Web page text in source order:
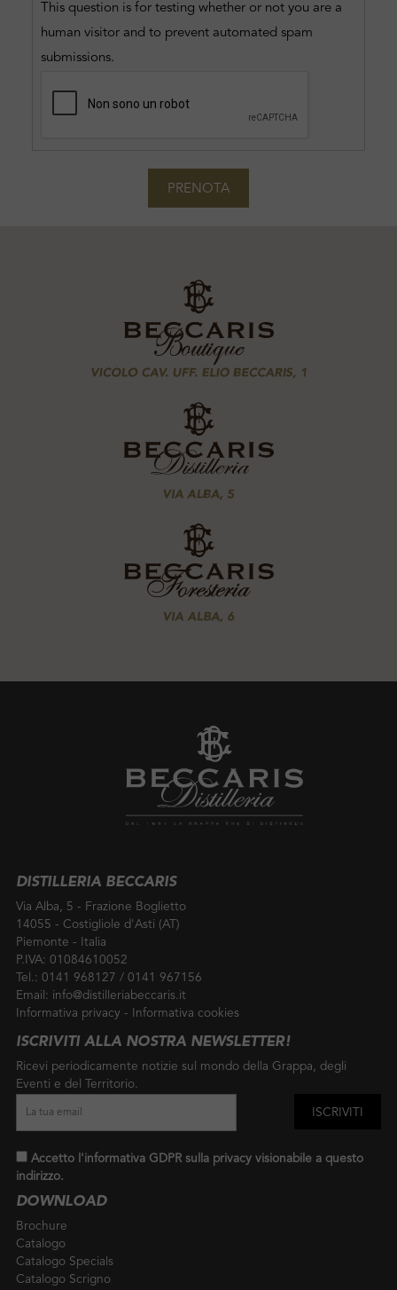
This question is for testing whether or not you are a
human visitor and to prevent automated spam
submissions.
DISTILLERIA BECCARIS
Via Alba, 5 - Frazione Boglietto
14055 - Costigliole d'Asti (AT)
Piemonte - Italia
P.IVA: 01084610052
Tel.: 0141 968127 / 0141 967156
Email: info@distilleriabeccaris.it
Informativa privacy - Informativa cookies
ISCRIVITI ALLA NOSTRA NEWSLETTER!
Ricevi periodicamente notizie sul mondo della Grappa, degli
Eventi e del Territorio.
Accetto l'informativa GDPR sulla privacy visionabile a questo
indirizzo.
DOWNLOAD
Brochure
Catalogo
Catalogo Specials
Catalogo Scrigno